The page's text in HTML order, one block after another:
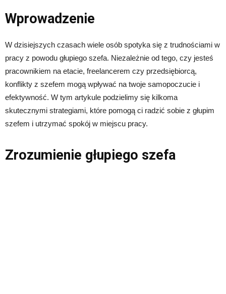
Wprowadzenie
W dzisiejszych czasach wiele osób spotyka się z trudnościami w
pracy z powodu głupiego szefa. Niezależnie od tego, czy jesteś
pracownikiem na etacie, freelancerem czy przedsiębiorcą,
konflikty z szefem mogą wpływać na twoje samopoczucie i
efektywność. W tym artykule podzielimy się kilkoma
skutecznymi strategiami, które pomogą ci radzić sobie z głupim
szefem i utrzymać spokój w miejscu pracy.
Zrozumienie głupiego szefa